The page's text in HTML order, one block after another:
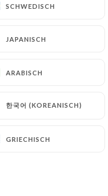
SCHWEDISCH
JAPANISCH
ARABISCH
한국어 (KOREANISCH)
GRIECHISCH
SCHWEDISCH
JAPANISCH
ARABISCH
한국어 (KOREANISCH)
GRIECHISCH